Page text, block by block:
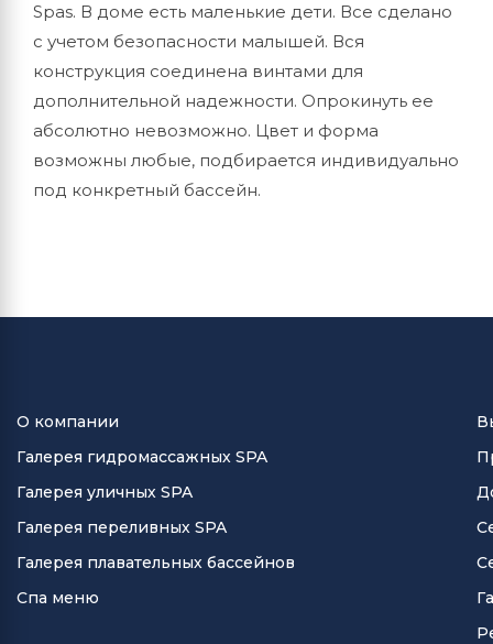
Spas. В доме есть маленькие дети. Все сделано
с учетом безопасности малышей. Вся
конструкция соединена винтами для
дополнительной надежности. Опрокинуть ее
абсолютно невозможно. Цвет и форма
возможны любые, подбирается индивидуально
под конкретный бассейн.
О компании
Галерея гидромассажных SPA
Галерея уличных SPA
Галерея переливных SPA
Галерея плавательных бассейнов
Спа меню